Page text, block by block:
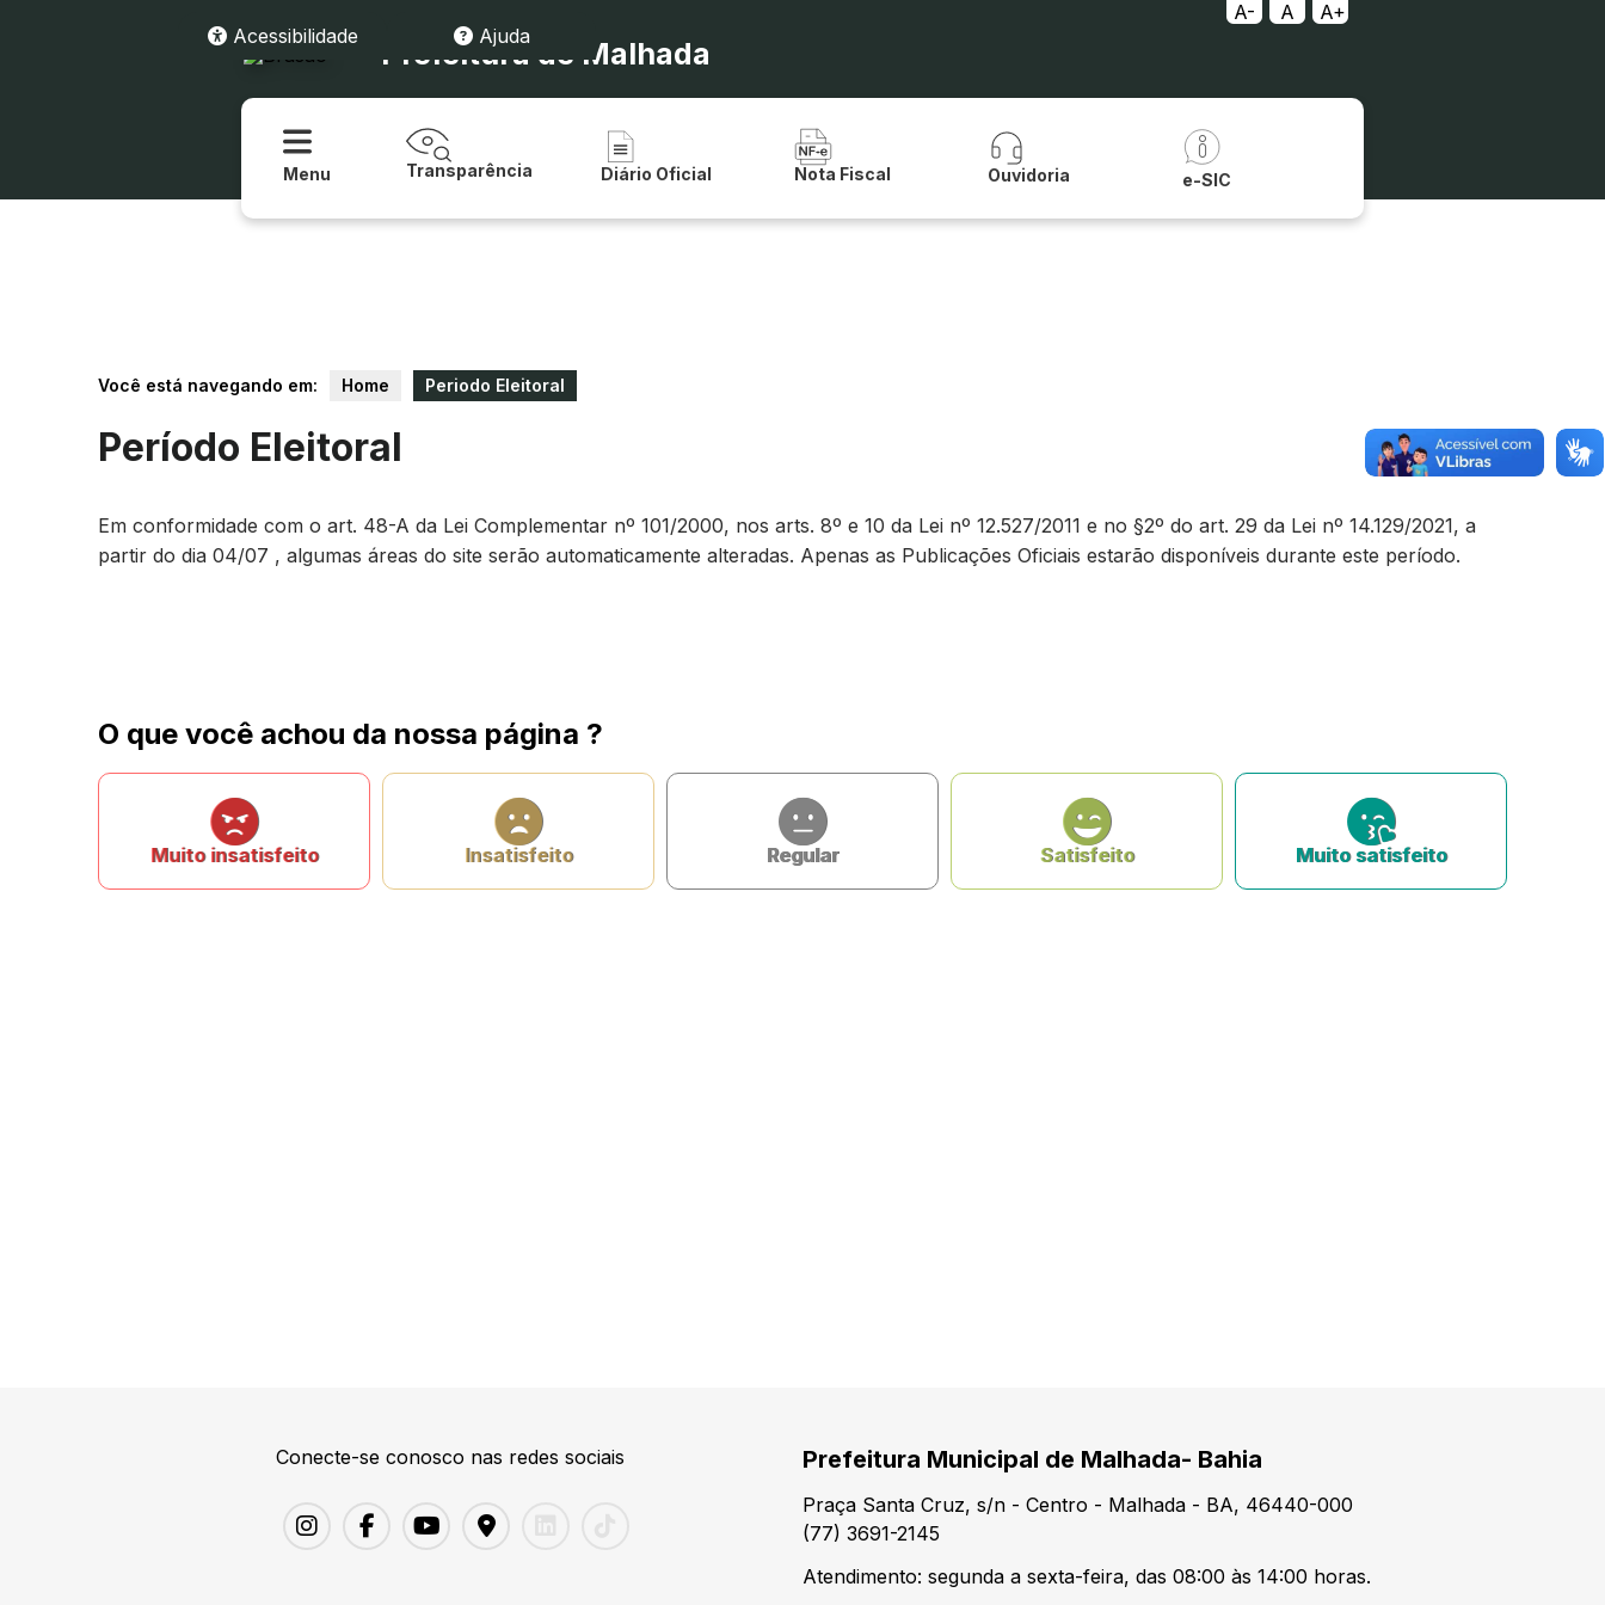
A- A
A+
Acessibilidade
Ajuda
Prefeitura de Malhada
Menu Transparência Diário Oficial Nota Fiscal Ouvidoria e-SIC
Você está navegando em: Home Periodo Eleitoral
Período Eleitoral
Em conformidade com o art. 48-A da Lei Complementar nº 101/2000, nos arts. 8º e 10 da Lei nº 12.527/2011 e no §2º do art. 29 da Lei nº 14.129/2021, a
partir do dia 04/07 , algumas áreas do site serão automaticamente alteradas. Apenas as Publicações Oficiais estarão disponíveis durante este período.
O que você achou da nossa página ?
Muito insatisfeito Insatisfeito Regular Satisfeito Muito satisfeito
Conecte-se conosco nas redes sociais Prefeitura Municipal de Malhada- Bahia
Praça Santa Cruz, s/n - Centro - Malhada - BA, 46440-000
(77) 3691-2145
Atendimento: segunda a sexta-feira, das 08:00 às 14:00 horas.